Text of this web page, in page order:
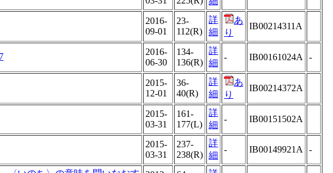
2016-
09-01
23-
112(R)
詳
細
あ
り
IB00214311A
2016-
06-30
134-
136(R)
詳
細
- IB00161024A -
2015-
12-01
36-
40(R)
詳
細
あ
り
IB00214372A
2015-
03-31
161-
177(L)
詳
細
- IB00151502A
2015-
03-31
237-
238(R)
詳
細
- IB00149921A -